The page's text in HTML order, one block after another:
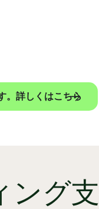
。詳しくはこちら
ング